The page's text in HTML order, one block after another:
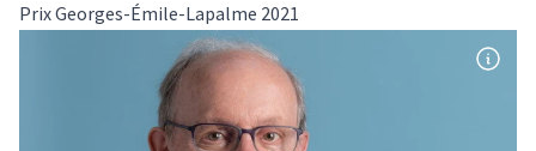
Prix Georges-Émile-Lapalme 2021